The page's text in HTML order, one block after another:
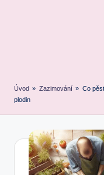
Úvod » Zazimování » Co
plodin